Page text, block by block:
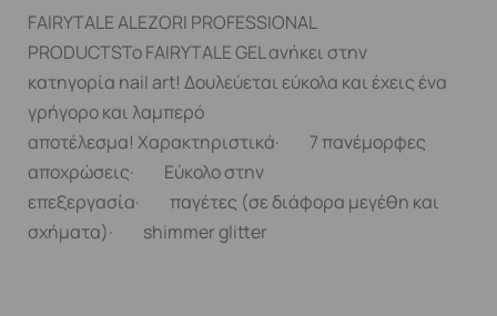
FAIRYTALE ALEZORI PROFESSIONAL
PRODUCTSΤο FAIRYTALE GEL ανήκει στην
κατηγορία nail art! Δουλεύεται εύκολα και έχεις ένα
γρήγορο και λαμπερό
αποτέλεσμα! Χαρακτηριστικά· 7 πανέμορφες
αποχρώσεις· Εύκολο στην
επεξεργασία· παγέτες (σε διάφορα μεγέθη και
σχήματα)· shimmer glitter